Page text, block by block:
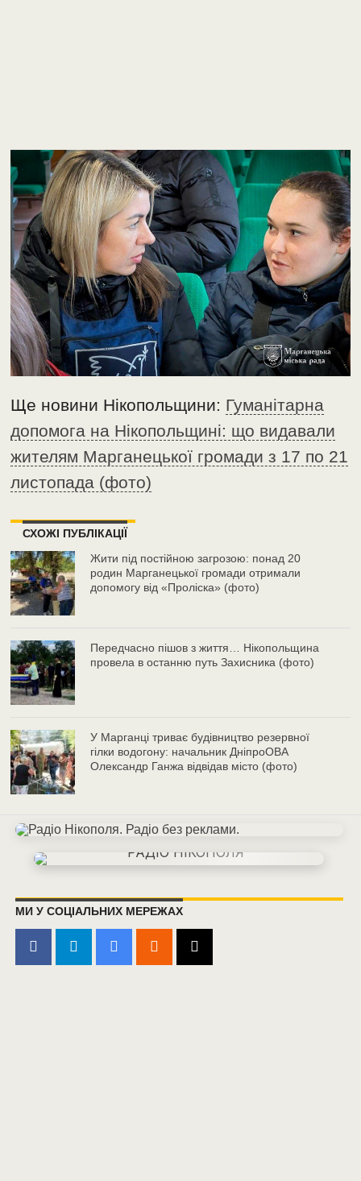
Ще новини Нікопольщини: Гуманітарна
допомога на Нікопольщині: що видавали
жителям Марганецької громади з 17 по 21
листопада (фото)
СХОЖІ ПУБЛІКАЦІЇ
Жити під постійною загрозою: понад 20
родин Марганецької громади отримали
допомогу від «Проліска» (фото)
Передчасно пішов з життя… Нікопольщина
провела в останню путь Захисника (фото)
У Марганці триває будівництво резервної
гілки водогону: начальник ДніпроОВА
Олександр Ганжа відвідав місто (фото)
МИ У СОЦІАЛЬНИХ МЕРЕЖАХ